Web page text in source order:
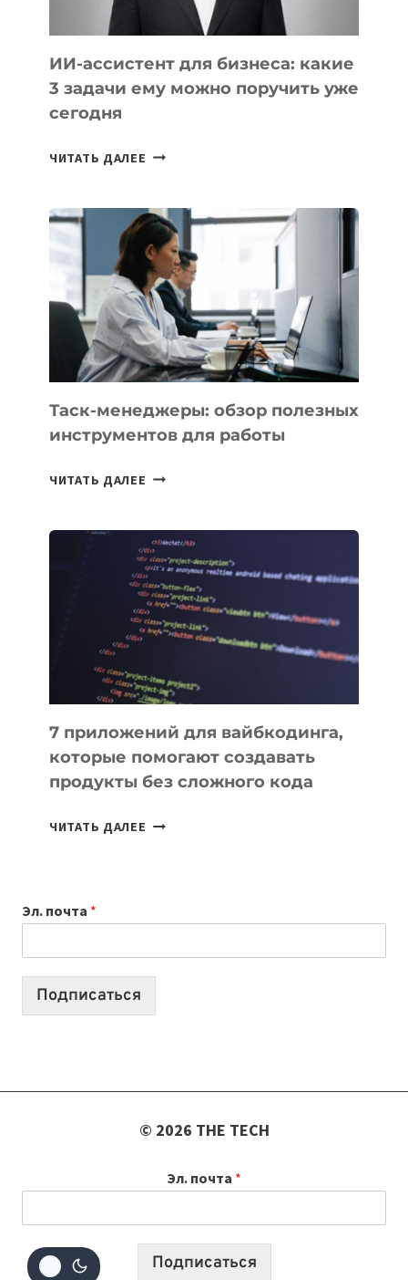
ИИ-ассистент для бизнеса: какие
3 задачи ему можно поручить уже
сегодня
ЧИТАТЬ ДАЛЕЕ ИИ-
БИЗНЕСА:
КАКИЕ
3
ЗАДАЧИ
ЕМУ
МОЖНО
ПОРУЧИТЬ
УЖЕ
СЕГОДНЯ
Таск-менеджеры: обзор полезных
инструментов для работы
ЧИТАТЬ ДАЛЕЕ ТАСК-
ПОЛЕЗНЫХ
ИНСТРУМЕНТОВ
ДЛЯ
РАБОТЫ
7 приложений для вайбкодинга,
которые помогают создавать
продукты без сложного кода
ЧИТАТЬ ДАЛЕЕ
СОЗДАВАТЬ
ПРОДУКТЫ
Эл. почта *
Подписаться
© 2026 THE TECH
Эл. почта *
Подписаться